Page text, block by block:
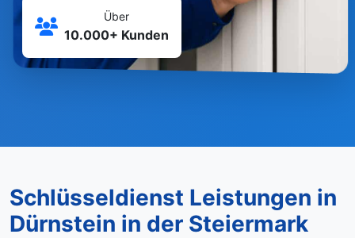
Über
10.000+ Kunden
Schlüsseldienst Leistungen in
Dürnstein in der Steiermark